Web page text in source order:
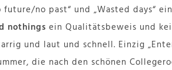
no past“ und „Wasted days“
nothings ein Qualitätsbeweis und
und laut und schnell. Einzig
die nach den schönen